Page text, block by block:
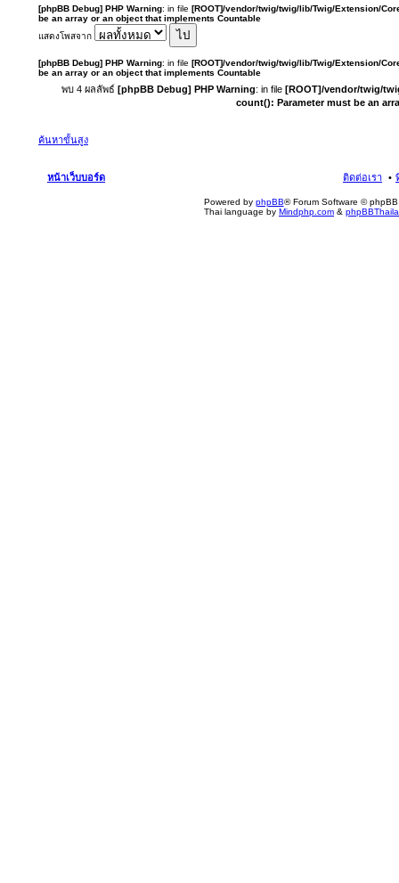
[phpBB Debug] PHP Warning: in file [ROOT]/vendor/twig/twig/lib/Twig/Extension/
be an array or an object that implements Countable
แสดงโพสจาก
[phpBB Debug] PHP Warning: in file [ROOT]/vendor/twig/twig/lib/Twig/Extension/
be an array or an object that implements Countable
พบ 4 ผลลัพธ์ [phpBB Debug] PHP Warning: in file [ROOT]/vendor/twig/
count(): Parameter must be an
ค้นหาขั้นสูง
หน้าเว็บบอร์ด ติดต่อเรา
Powered by phpBB® Forum Software © phpBB
Thai language by Mindphp.com &